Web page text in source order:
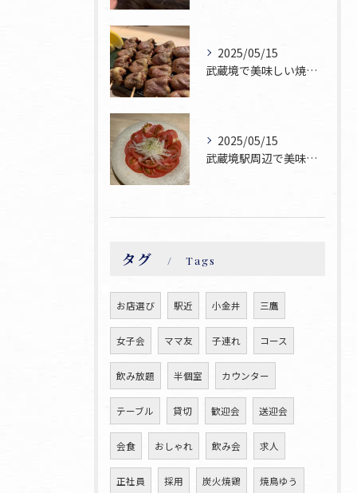
2025/05/15
武蔵境で美味しい焼鳥お探しならぜひ焼鳥ゆうへお越し下さい！
2025/05/15
武蔵境駅周辺で美味しい焼鳥が食べられるお店焼鳥ゆうです♪
タグ Tags
お店選び 駅近 小金井 三鷹
女子会 ママ友 子連れ コース
飲み放題 半個室 カウンター
テーブル 貸切 歓迎会 送迎会
会食 おしゃれ 飲み会 求人
正社員 採用 炭火焼鶏 焼鳥ゆう